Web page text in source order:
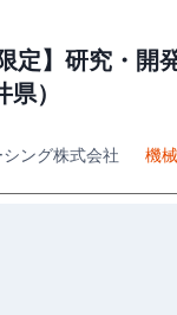
定】研究・開
）
ング株式会社 機